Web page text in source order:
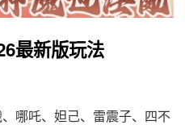
最新版玩法
哪吒、妲己、雷震子、四不